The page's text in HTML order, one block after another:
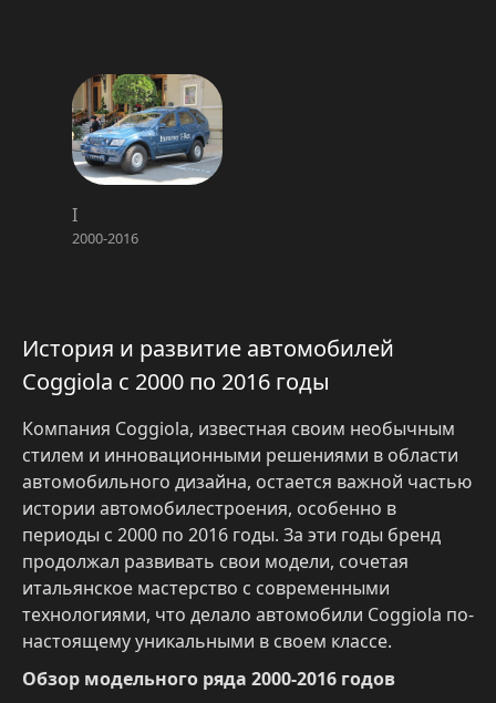
I
2000-2016
История и развитие автомобилей
Coggiola с 2000 по 2016 годы
Компания Coggiola, известная своим необычным
стилем и инновационными решениями в области
автомобильного дизайна, остается важной частью
истории автомобилестроения, особенно в
периоды с 2000 по 2016 годы. За эти годы бренд
продолжал развивать свои модели, сочетая
итальянское мастерство с современными
технологиями, что делало автомобили Coggiola по-
настоящему уникальными в своем классе.
Обзор модельного ряда 2000-2016 годов